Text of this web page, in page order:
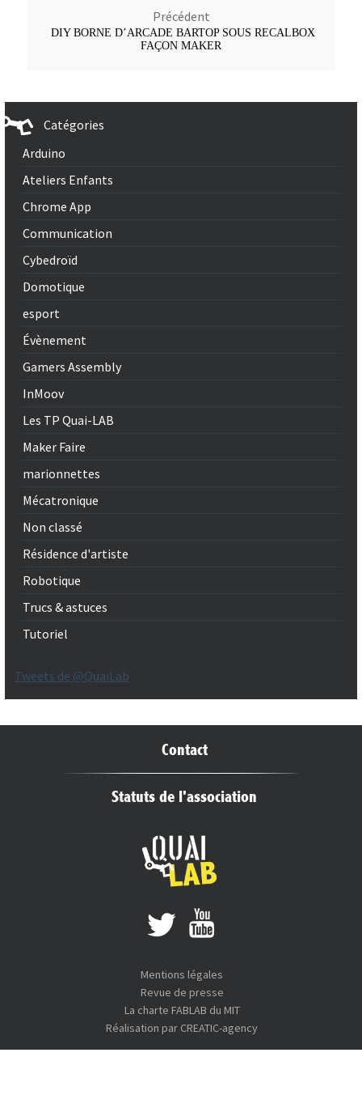
Précédent
DIY BORNE D’ARCADE BARTOP SOUS RECALBOX
FAÇON MAKER
Catégories
Arduino
Ateliers Enfants
Chrome App
Communication
Cybedroïd
Domotique
esport
Évènement
Gamers Assembly
InMoov
Les TP Quai-LAB
Maker Faire
marionnettes
Mécatronique
Non classé
Résidence d'artiste
Robotique
Trucs & astuces
Tutoriel
Tweets de @QuaiLab
Contact
Statuts de l'association
Mentions légales
Revue de presse
La charte FABLAB du MIT
Réalisation par CREATIC-agency